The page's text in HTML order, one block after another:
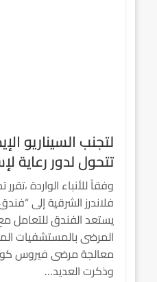
لتجنب السيناريو
تتحول لدور رعاية
فلاندرز الشرقية إلى
يستعد الفندق للتعامل
المرضى بالمستشفيات
وذكرت العديد…